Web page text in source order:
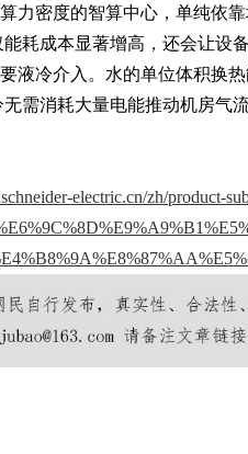
力密度的智算中心，单纯依
耗成本显著增高，还会让设
液冷介入。水的单位体积换
需消耗大量电能推动机房气
electric.cn/zh/product-